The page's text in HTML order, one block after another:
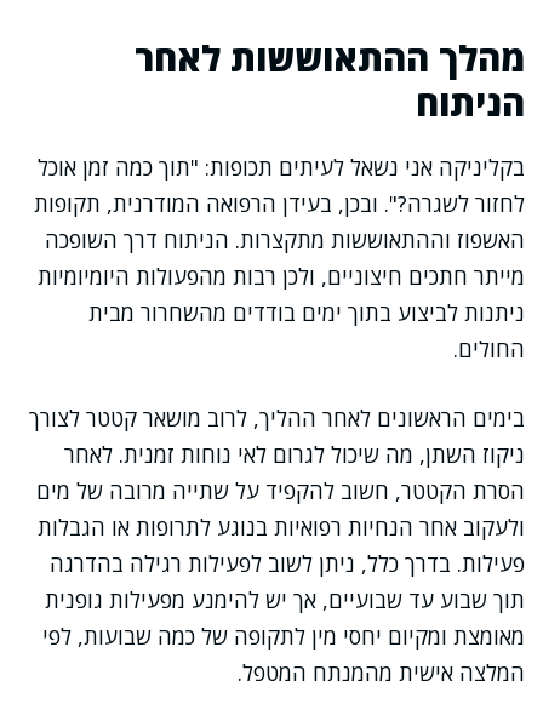
מהלך ההתאוששות לאחר
הניתוח
בקליניקה אני נשאל לעיתים תכופות: "תוך כמה זמן אוכל
לחזור לשגרה?". ובכן, בעידן הרפואה המודרנית, תקופות
האשפוז וההתאוששות מתקצרות. הניתוח דרך השופכה
מייתר חתכים חיצוניים, ולכן רבות מהפעולות היומיומיות
ניתנות לביצוע בתוך ימים בודדים מהשחרור מבית
החולים.
בימים הראשונים לאחר ההליך, לרוב מושאר קטטר לצורך
ניקוז השתן, מה שיכול לגרום לאי נוחות זמנית. לאחר
הסרת הקטטר, חשוב להקפיד על שתייה מרובה של מים
ולעקוב אחר הנחיות רפואיות בנוגע לתרופות או הגבלות
פעילות. בדרך כלל, ניתן לשוב לפעילות רגילה בהדרגה
תוך שבוע עד שבועיים, אך יש להימנע מפעילות גופנית
מאומצת ומקיום יחסי מין לתקופה של כמה שבועות, לפי
המלצה אישית מהמנתח המטפל.